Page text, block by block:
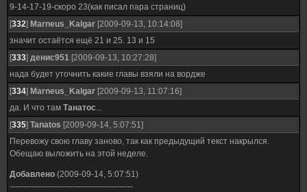
9-14-17-19-скоро 23(как писал пара страниц)
[332] Marneus_Kalgar [2009-09-13, 10:14:08]
значит остаётся ещё 21 и 25. 13 и 15
[333] денис951 [2009-09-13, 10:27:28]
нада будет уточнить какие главы взяли на вордже
[334] Marneus_Kalgar [2009-09-13, 11:07:16]
да. И что там Танатос...
[335] Tanatos [2009-09-14, 5:07:51]
Перевожу свою главу заново, так как предыдущий текст накрылся.
Обещаю выложить на этой неделе.
Добавлено (2009-09-14, 5:07:51)
---------------------------------------------